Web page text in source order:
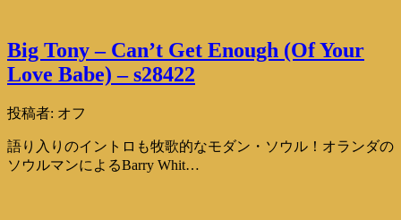
Big Tony – Can’t Get Enough (Of Your
Love Babe) – s28422
投稿者: オフ
語り入りのイントロも牧歌的なモダン・ソウル！オランダの
ソウルマンによるBarry Whit…